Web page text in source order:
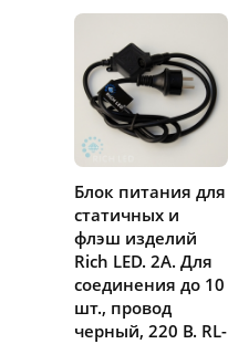
Блок питания для
статичных и
флэш изделий
Rich LED. 2А. Для
соединения до 10
шт., провод
черный, 220 В. RL-